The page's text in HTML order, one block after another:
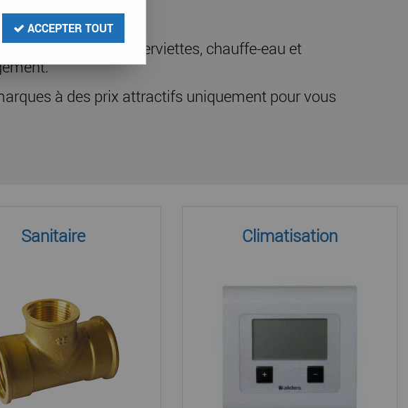
chauffage, sèche-serviettes, chauffe-eau et
à des prix attractifs uniquement pour vous
Sanitaire Climatisation
ACCEPTER TOUT